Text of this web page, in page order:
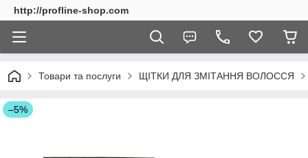
http://profline-shop.com
Товари та послуги ЩІТКИ ДЛЯ ЗМІТАННЯ ВОЛОССЯ
–5%